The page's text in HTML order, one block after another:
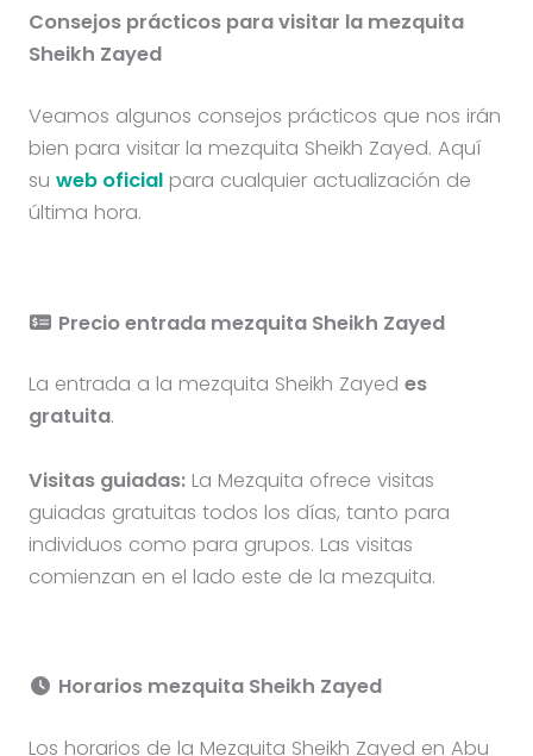
Consejos prácticos para visitar la mezquita
Sheikh Zayed
Veamos algunos consejos prácticos que nos irán
bien para visitar la mezquita Sheikh Zayed. Aquí
su web oficialpara cualquier actualización de
última hora.
Precio entrada mezquita Sheikh Zayed
La entrada a la mezquita Sheikh Zayed es
gratuita.
Visitas guiadas:La Mezquita ofrece visitas
guiadas gratuitas todos los días, tanto para
individuos como para grupos. Las visitas
comienzan en el lado este de la mezquita.
Horarios mezquita Sheikh Zayed
Los horarios de la Mezquita Sheikh Zayed en Abu